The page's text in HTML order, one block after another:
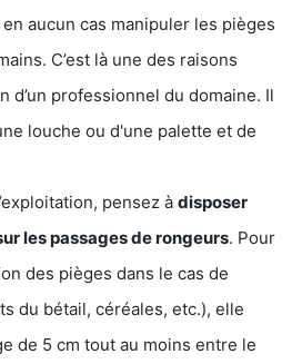
aucun cas manipuler les pièges
C’est là une des raisons
d’un professionnel du domaine. Il
louche ou d'une palette et de
pensez à disposer
les passages de rongeurs. Pour
des pièges dans le cas de
du bétail, céréales, etc.), elle
de 5 cm tout au moins entre le